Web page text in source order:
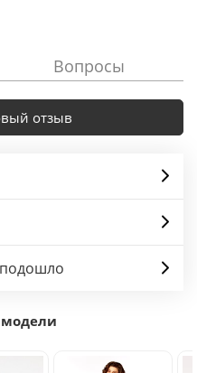
Вопросы
отзыв
подошло